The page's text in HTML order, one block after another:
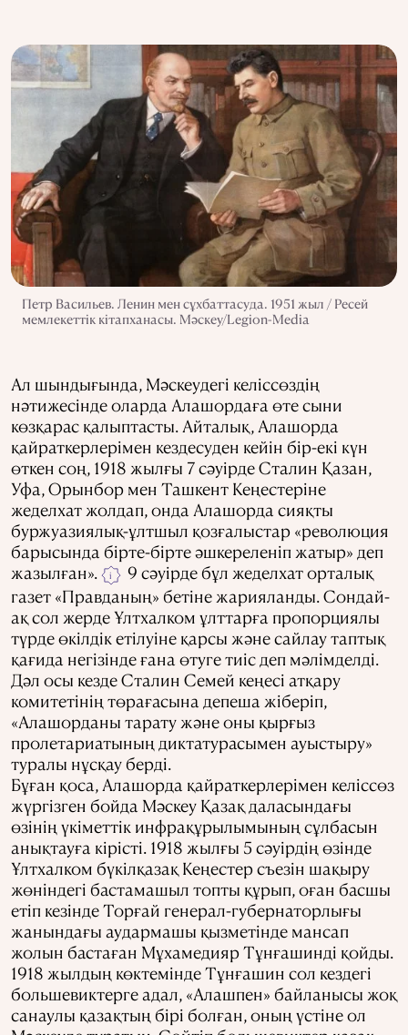
Петр Васильев. Ленин мен сұхбаттасуда. 1951 жыл / Ресей
мемлекеттік кітапханасы. Мәскеу/Legion-Media
Ал шындығында, Мәскеудегі келіссөздің
нәтижесінде оларда Алашордаға өте сыни
көзқарас қалыптасты. Айталық, Алашорда
қайраткерлерімен кездесуден кейін бір-екі күн
өткен соң, 1918 жылғы 7 сәуірде Сталин Қазан,
Уфа, Орынбор мен Ташкент Кеңестеріне
жеделхат жолдап, онда Алашорда сияқты
буржуазиялық-ұлтшыл қозғалыстар «революция
барысында бірте-бірте әшкереленіп жатыр» деп
жазылған».
i
9 сәуірде бұл жеделхат орталық
газет «Правданың» бетіне жарияланды. Сондай-
ақ сол жерде Ұлтхалком ұлттарға пропорциялы
түрде өкілдік етілуіне қарсы және сайлау таптық
қағида негізінде ғана өтуге тиіс деп мәлімделді.
Дәл осы кезде Сталин Семей кеңесі атқару
комитетінің төрағасына депеша жіберіп,
«Алашорданы тарату және оны қырғыз
пролетариатының диктатурасымен ауыстыру»
туралы нұсқау берді.
Бұған қоса, Алашорда қайраткерлерімен келіссөз
жүргізген бойда Мәскеу Қазақ даласындағы
өзінің үкіметтік инфрақұрылымының сұлбасын
анықтауға кірісті. 1918 жылғы 5 сәуірдің өзінде
Ұлтхалком бүкілқазақ Кеңестер съезін шақыру
жөніндегі бастамашыл топты құрып, оған басшы
етіп кезінде Торғай генерал-губернаторлығы
жанындағы аудармашы қызметінде мансап
жолын бастаған Мұхамедияр Тұнғашинді қойды.
1918 жылдың көктемінде Тұнғашин сол кездегі
большевиктерге адал, «Алашпен» байланысы жоқ
санаулы қазақтың бірі болған, оның үстіне ол